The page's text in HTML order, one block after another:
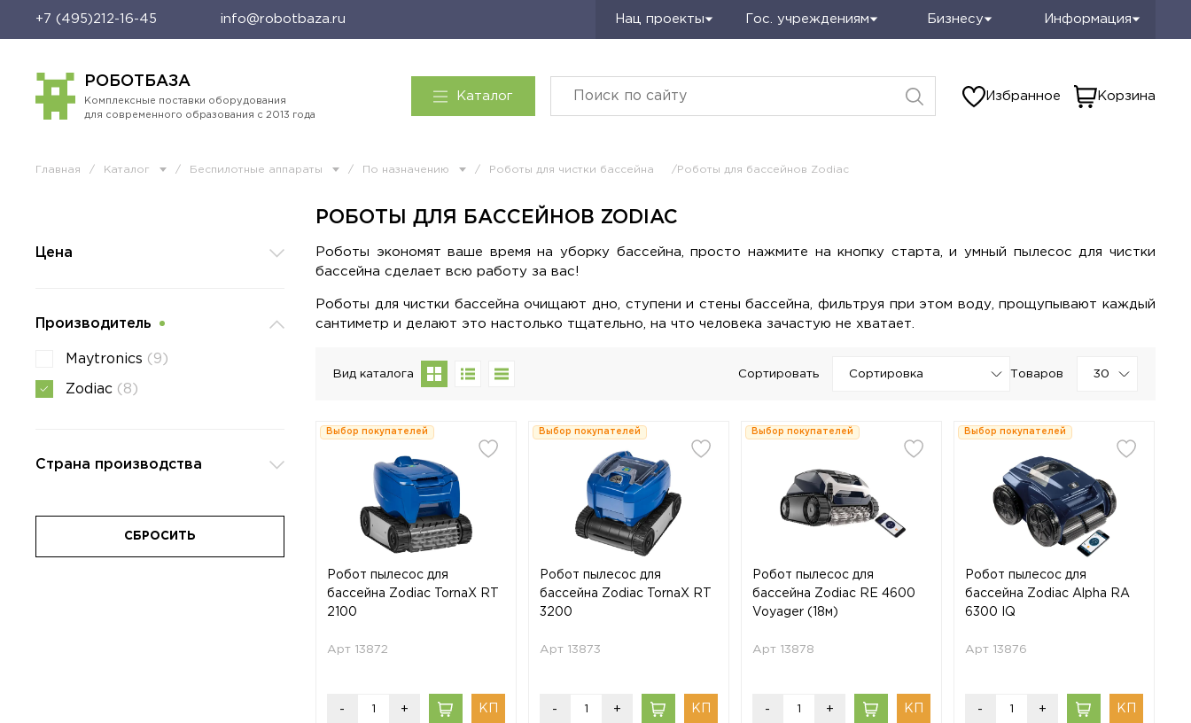
+7 (495)212-16-45 info@robotbaza.ru Нац проекты Гос. учреждениям Бизнесу Информация
РОБОТБАЗА
Комплексные поставки оборудования
для современного образования с 2013 года
Каталог Избранное Корзина
Главная / Каталог / Беспилотные аппараты / По назначению / Роботы для чистки бассейна /Роботы для бассейнов Zodiac
РОБОТЫ ДЛЯ БАССЕЙНОВ ZODIAC
Роботы экономят ваше время на уборку бассейна, просто нажмите на кнопку старта, и умный пылесос для чистки
бассейна сделает всю работу за вас!
Роботы для чистки бассейна очищают дно, ступени и стены бассейна, фильтруя при этом воду, прощупывают каждый
сантиметр и делают это настолько тщательно, на что человека зачастую не хватает.
Вид каталога Сортировать Товаров
Выбор покупателей
Робот пылесос для
бассейна Zodiac TornaX RT
2100
Арт 13872
- +
Выбор покупателей
Робот пылесос для
бассейна Zodiac TornaX RT
3200
Арт 13873
- +
Выбор покупателей
Робот пылесос для
бассейна Zodiac RE 4600
Voyager (18м)
Арт 13878
- +
Выбор покупателей
Робот пылесос для
бассейна Zodiac Alpha RA
6300 IQ
Арт 13876
- +
Цена
Производитель
Maytronics (9)
Zodiac (8)
Страна производства
СБРОСИТЬ